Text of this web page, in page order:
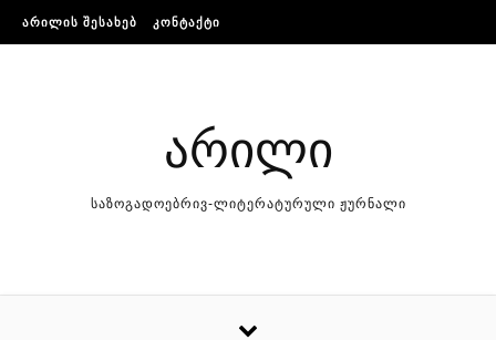
Skip to content
ᲐᲠᲘᲚᲘᲡ ᲨᲔᲡᲐᲮᲔᲑ ᲙᲝᲜᲢᲐᲥᲢᲘ
არილი
საზოგადოებრივ-ლიტერატურული ჟურნალი